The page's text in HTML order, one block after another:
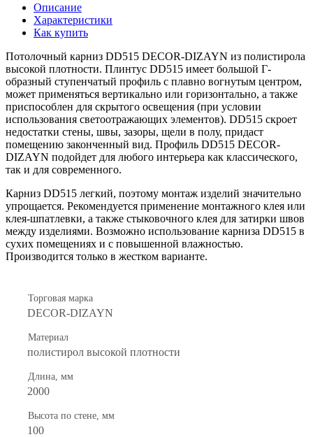
Описание
Характеристики
Как купить
Потолочный карниз DD515 DECOR-DIZAYN из полистирола
высокой плотности. Плинтус DD515 имеет большой Г-
образный ступенчатый профиль c плавно вогнутым центром,
может применяться вертикально или горизонтально, а также
приспособлен для скрытого освещения (при условии
использования светоотражающих элементов). DD515 скроет
недостатки стены, швы, зазоры, щели в полу, придаст
помещению законченный вид. Профиль DD515 DECOR-
DIZAYN подойдет для любого интерьера как классического,
так и для современного.
Карниз DD515 легкий, поэтому монтаж изделий значительно
упрощается. Рекомендуется применение монтажного клея или
клея-шпатлевки, а также стыковочного клея для затирки швов
между изделиями. Возможно использование карниза DD515 в
сухих помещениях и с повышенной влажностью.
Производится только в жестком варианте.
Торговая марка
DECOR-DIZAYN
Материал
полистирол высокой плотности
Длина, мм
2000
Высота по стене, мм
100